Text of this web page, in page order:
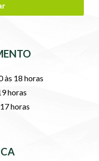
às 18 horas
horas
horas